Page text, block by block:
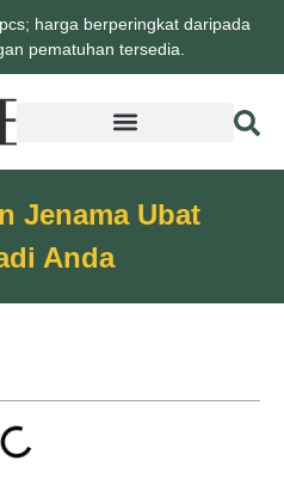
harga berperingkat daripada
pematuhan tersedia.
Jenama Ubat
Anda